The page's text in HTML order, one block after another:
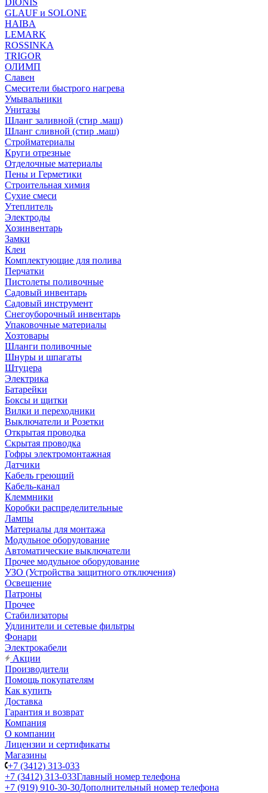
DIONIS
GLAUF и SOLONE
HAIBA
LEMARK
ROSSINKA
TRIGOR
ОЛИМП
Славен
Смесители быстрого нагрева
Умывальники
Унитазы
Шланг заливной (стир .маш)
Шланг сливной (стир .маш)
Стройматериалы
Круги отрезные
Отделочные материалы
Пены и Герметики
Строительная химия
Сухие смеси
Утеплитель
Электроды
Хозинвентарь
Замки
Клеи
Комплектующие для полива
Перчатки
Пистолеты поливочные
Садовый инвентарь
Садовый инструмент
Снегоуборочный инвентарь
Упаковочные материалы
Хозтовары
Шланги поливочные
Шнуры и шпагаты
Штуцера
Электрика
Батарейки
Боксы и щитки
Вилки и переходники
Выключатели и Розетки
Открытая проводка
Скрытая проводка
Гофры электромонтажная
Датчики
Кабель греющий
Кабель-канал
Клеммники
Коробки распределительные
Лампы
Материалы для монтажа
Модульное оборудование
Автоматические выключатели
Прочее модульное оборудование
УЗО (Устройства защитного отключения)
Освещение
Патроны
Прочее
Стабилизаторы
Удлинители и сетевые фильтры
Фонари
Электрокабели
Акции
Производители
Помощь покупателям
Как купить
Доставка
Гарантия и возврат
Компания
О компании
Лицензии и сертификаты
Магазины
+7 (3412) 313-033
+7 (3412) 313-033Главный номер телефона
+7 (919) 910-30-30Дополнительный номер телефона